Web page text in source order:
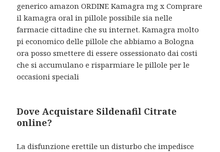
generico amazon ORDINE Kamagra mg x Comprare
il kamagra oral in pillole possibile sia nelle
farmacie cittadine che su internet. Kamagra molto
pi economico delle pillole che abbiamo a Bologna
ora posso smettere di essere ossessionato dai costi
che si accumulano e risparmiare le pillole per le
occasioni speciali
Dove Acquistare Sildenafil Citrate
online?
La disfunzione erettile un disturbo che impedisce